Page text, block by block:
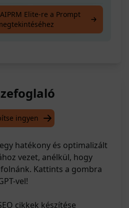
SEO optimalizált cikket
kulcsszó tömés**
Elite-re a Prompt
ingyen
hatékony és optimalizált
vezet, anélkül, hogy
Kattints a gombra
vel!
cikkek készítése